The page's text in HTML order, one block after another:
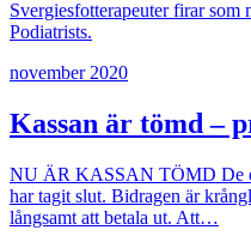
Svergiesfotterapeuter firar
Podiatrists.
november 2020
Kassan är tömd –
NU ÄR KASSAN TÖMD De
har tagit slut. Bidragen är
långsamt att betala ut. Att…